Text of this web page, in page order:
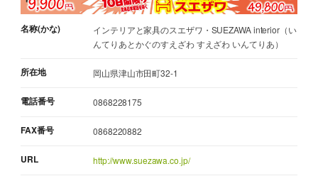
名称(かな)
インテリアと家具のスエザワ・SUEZAWA interior（い
んてりあとかぐのすえざわ すえざわ いんてりあ）
所在地 岡山県津山市田町32-1
電話番号 0868228175
FAX番号 0868220882
URL http://www.suezawa.co.jp/